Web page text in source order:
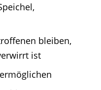
bleiben,
ist